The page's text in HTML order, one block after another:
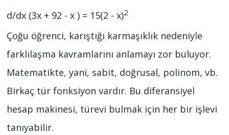
d/dx (3x + 92 - x ) = 15(2 - x)2
Çoğu öğrenci, karıştığı karmaşıklık nedeniyle
farklılaşma kavramlarını anlamayı zor buluyor.
Matematikte, yani, sabit, doğrusal, polinom, vb.
Birkaç tür fonksiyon vardır. Bu diferansiyel
hesap makinesi, türevi bulmak için her bir işlevi
tanıyabilir.